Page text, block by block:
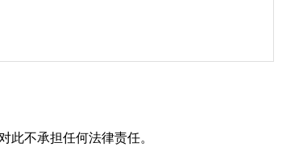
此不承担任何法律责任。